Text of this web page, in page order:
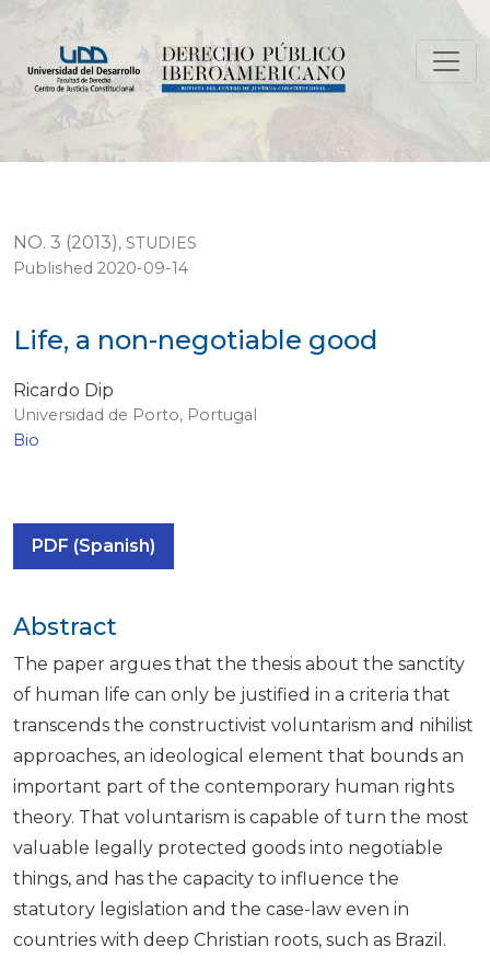
NO. 3 (2013), STUDIES
Life, a non-negotiable good
Published 2020-09-14
Ricardo Dip
Universidad de Porto, Portugal
Bio
PDF (Spanish)
Abstract
The paper argues that the thesis about the sanctity
of human life can only be justified in a criteria that
transcends the constructivist voluntarism and nihilist
approaches, an ideological element that bounds an
important part of the contemporary human rights
theory. That voluntarism is capable of turn the most
valuable legally protected goods into negotiable
things, and has the capacity to influence the
statutory legislation and the case-law even in
countries with deep Christian roots, such as Brazil.